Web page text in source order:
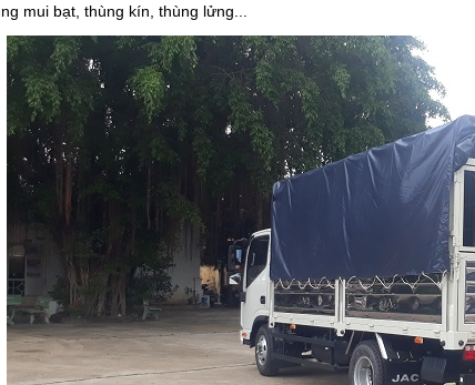
mui bạt, thùng kín, thùng lửng...